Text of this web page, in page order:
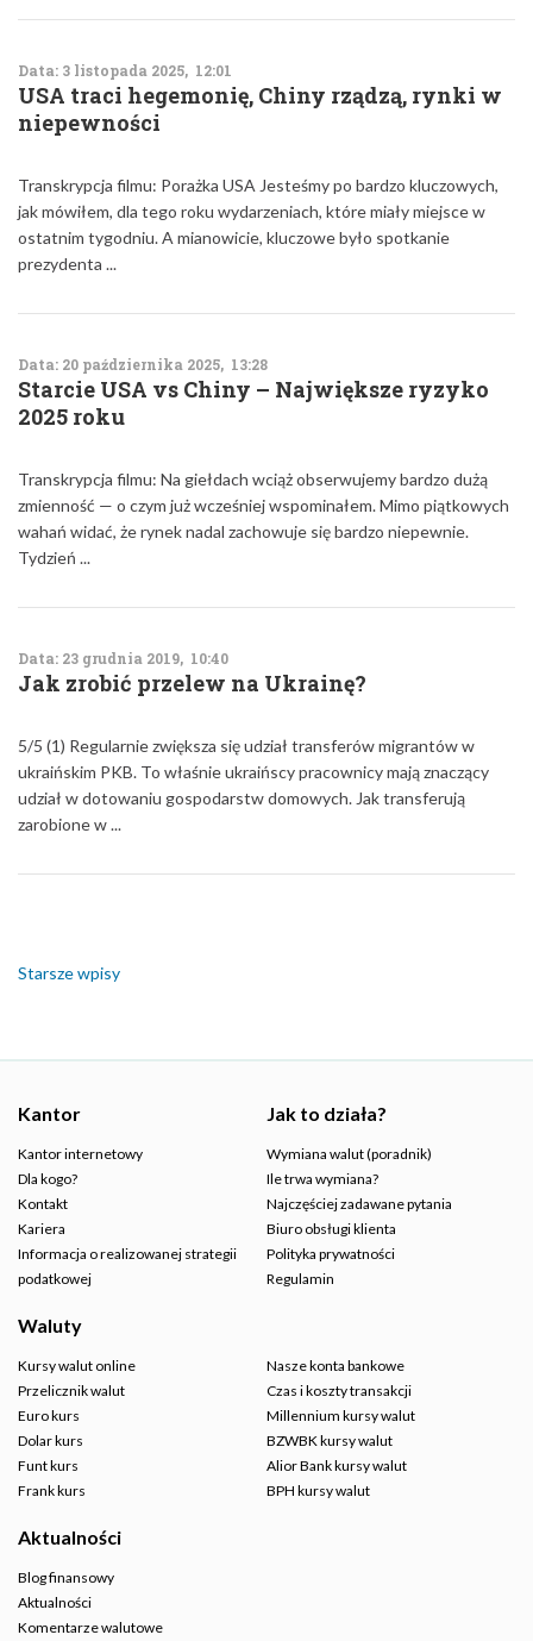
Data: 3 listopada 2025, 12:01
USA traci hegemonię, Chiny rządzą, rynki w
niepewności
Transkrypcja filmu: Porażka USA Jesteśmy po bardzo kluczowych,
jak mówiłem, dla tego roku wydarzeniach, które miały miejsce w
ostatnim tygodniu. A mianowicie, kluczowe było spotkanie
prezydenta ...
Data: 20 października 2025, 13:28
Starcie USA vs Chiny – Największe ryzyko
2025 roku
Transkrypcja filmu: Na giełdach wciąż obserwujemy bardzo dużą
zmienność — o czym już wcześniej wspominałem. Mimo piątkowych
wahań widać, że rynek nadal zachowuje się bardzo niepewnie.
Tydzień ...
Data: 23 grudnia 2019, 10:40
Jak zrobić przelew na Ukrainę?
5/5 (1) Regularnie zwiększa się udział transferów migrantów w
ukraińskim PKB. To właśnie ukraińscy pracownicy mają znaczący
udział w dotowaniu gospodarstw domowych. Jak transferują
zarobione w ...
wpisach
Starsze wpisy
Kantor
Kantor internetowy
Dla kogo?
Kontakt
Kariera
Informacja o realizowanej strategii
podatkowej
Jak to działa?
Wymiana walut (poradnik)
Ile trwa wymiana?
Najczęściej zadawane pytania
Biuro obsługi klienta
Polityka prywatności
Regulamin
Waluty
Kursy walut online
Przelicznik walut
Euro kurs
Dolar kurs
Funt kurs
Frank kurs
Nasze konta bankowe
Czas i koszty transakcji
Millennium kursy walut
BZWBK kursy walut
Alior Bank kursy walut
BPH kursy walut
Aktualności
Blog finansowy
Aktualności
Komentarze walutowe